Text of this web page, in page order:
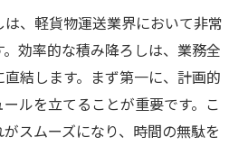
、軽貨物運送業界において非常
効率的な積み降ろしは、業務全
結します。まず第一に、計画的
ルを立てることが重要です。こ
スムーズになり、時間の無駄を